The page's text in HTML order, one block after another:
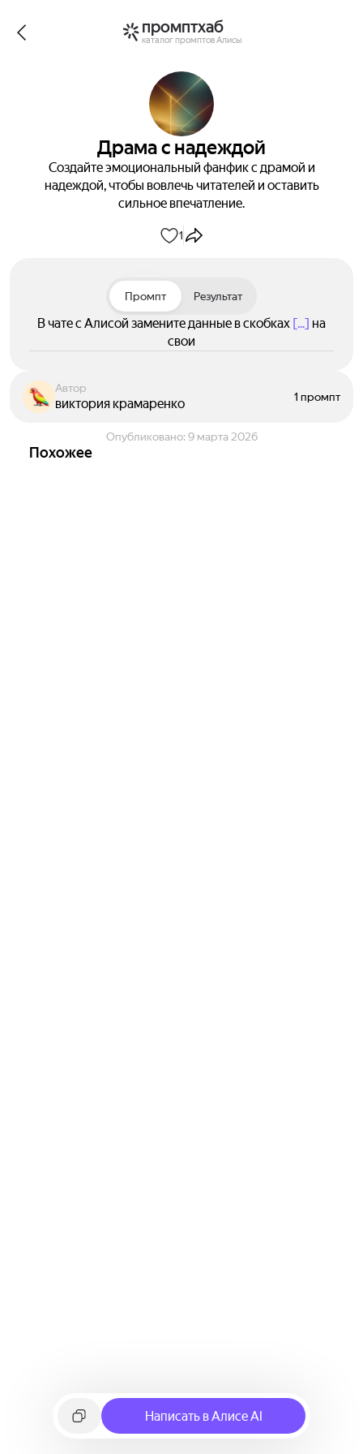
промптхаб
каталог промптов Алисы
Драма с надеждой
Создайте эмоциональный фанфик с драмой и
надеждой, чтобы вовлечь читателей и оставить
сильное впечатление.
1
Промпт Результат
В чате с Алисой замените данные в скобках [...] на
свои
Автор
виктория крамаренко 1 промпт
Опубликовано: 9 марта 2026
Похожее
Написать в Алисе AI